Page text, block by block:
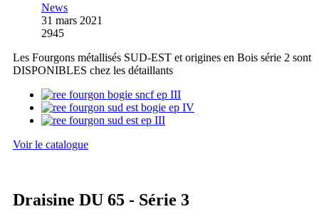
News
31 mars 2021
2945
Les Fourgons métallisés SUD-EST et origines en Bois série 2 sont
DISPONIBLES chez les détaillants
Voir le catalogue
Draisine DU 65 - Série 3